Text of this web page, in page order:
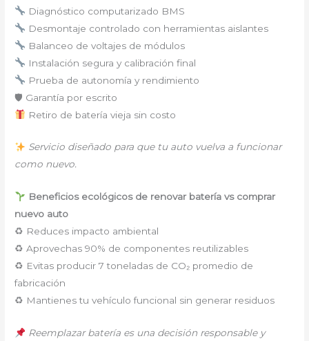
Diagnóstico computarizado BMS
Desmontaje controlado con herramientas aislantes
Balanceo de voltajes de módulos
Instalación segura y calibración final
Prueba de autonomía y rendimiento
🛡 Garantía por escrito
Retiro de batería vieja sin costo
Servicio diseñado para que tu auto vuelva a funcionar
como nuevo.
Beneficios ecológicos de renovar batería vs comprar
nuevo auto
♻ Reduces impacto ambiental
♻ Aprovechas 90% de componentes reutilizables
♻ Evitas producir 7 toneladas de CO₂ promedio de
fabricación
♻ Mantienes tu vehículo funcional sin generar residuos
Reemplazar batería es una decisión responsable y